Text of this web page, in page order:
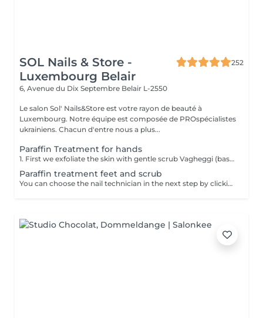
SOL Nails & Store -
Luxembourg Belair
252
6, Avenue du Dix Septembre Belair L-2550
Le salon Sol' Nails&Store est votre rayon de beauté à
Luxembourg. Notre équipe est composée de PROspécialistes
ukrainiens. Chacun d'entre nous a plus...
Paraffin Treatment for hands
1. First we exfoliate the skin with gentle scrub Vagheggi (based on brown sugar and ground coffee that have an exfoliating effect; also it includes detoxifying green clay) 2. After, we apply hydrating cream Vagheggi (that includes coconut oil and cocoa butter, vitamin E and moisturising hyaluronic acid) - it's amazing for nourishing and hydrating. 3. The last step is the paraffin wax itself. You gently dip a few times your hand into the warm melted paraffin. It builds up a thick, warm "glove" of wax. 4. Once the wax layers are set, the hand is wrapped in a protective plastic liner and then placed into a soft glove. This insulates the heat and allows the moisture to be absorbed. For 15-20 min you have time to rest and relax. 5. The final step is to remove everything and your hands are ready, fully nourished. Depending on your skin and desire, you can repeat this treatment 2-4 time once a week or 2 weeks to get a cumulative effect. Advantages: Deeply nourishes dry skin, restores elasticity, and provides a "velvet skin" effect. Ideal after winter.
Paraffin treatment feet and scrub
You can choose the nail technician in the next step by clicking "Select employee". 1. First we exfoliate the skin with gentle scrub Vagheggi (based on brown sugar and ground coffee that have an exfoliating effect; also it includes detoxifying green clay) 2. After, we apply hydrating cream Vagheggi (that includes coconut oil and cocoa butter, vitamin E and moisturising hyaluronic acid) - it's amazing for nourishing and hydrating. 3. The last step is the paraffin wax itself. You gently dip a few times your foot into the warm melted paraffin. It builds up a thick, warm "glove" of wax. 4. Once the wax layers are set, the foot is wrapped in a protective plastic liner and then placed into a soft glove. This insulates the heat and allows the moisture to be absorbed. For 15-20 min you have time to rest and relax. 5. The final step is to remove everything and your feet are ready, fully nourished. Depending on your skin and desire, you can repeat this treatment 2-4 time once a week or 2 weeks to get a cumulative effect. Advantages: Deeply nourishes dry skin, restores elasticity, and provides a "velvet skin" effect. Ideal after winter.